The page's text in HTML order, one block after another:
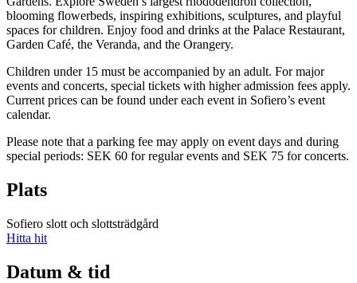
blooming flowerbeds, inspiring exhibitions, sculptures, and playful
spaces for children. Enjoy food and drinks at the Palace Restaurant,
Garden Café, the Veranda, and the Orangery.
Children under 15 must be accompanied by an adult. For major
events and concerts, special tickets with higher admission fees apply.
Current prices can be found under each event in Sofiero’s event
calendar.
Please note that a parking fee may apply on event days and during
special periods: SEK 60 for regular events and SEK 75 for concerts.
Plats
Sofiero slott och slottsträdgård
Hitta hit
Datum & tid